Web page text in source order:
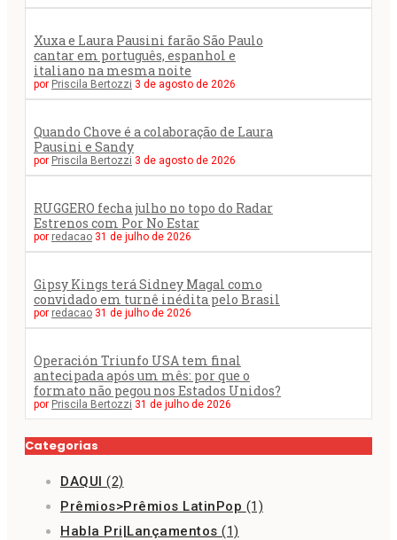
Xuxa e Laura Pausini farão São Paulo
cantar em português, espanhol e
italiano na mesma noite
por Priscila Bertozzi 3 de agosto de 2026
Quando Chove é a colaboração de Laura
Pausini e Sandy
por Priscila Bertozzi 3 de agosto de 2026
RUGGERO fecha julho no topo do Radar
Estrenos com Por No Estar
por redacao 31 de julho de 2026
Gipsy Kings terá Sidney Magal como
convidado em turnê inédita pelo Brasil
por redacao 31 de julho de 2026
Operación Triunfo USA tem final
antecipada após um mês: por que o
formato não pegou nos Estados Unidos?
por Priscila Bertozzi 31 de julho de 2026
Categorias
DAQUI (2)
Prêmios>Prêmios LatinPop (1)
Habla Pri|Lançamentos (1)